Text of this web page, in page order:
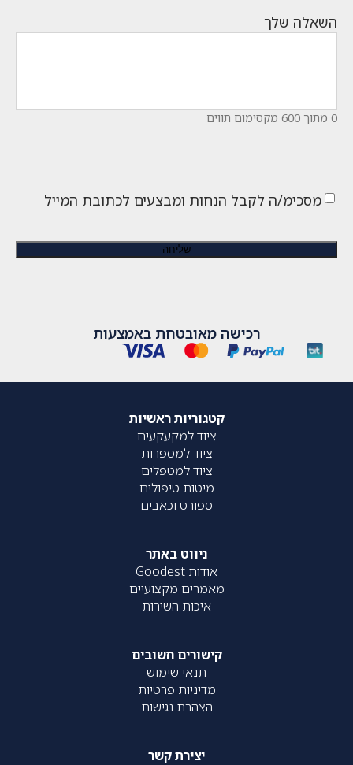
השאלה שלך
0 מתוך 600 מקסימום תווים
מסכימ/ה לקבל הנחות ומבצעים לכתובת המייל
רכישה מאובטחת באמצעות
קטגוריות ראשיות
ציוד למקעקעים
ציוד למספרות
ציוד למטפלים
מיטות טיפולים
ספורט וכאבים
ניווט באתר
אודות Goodest
מאמרים מקצועיים
איכות השירות
קישורים חשובים
תנאי שימוש
מדיניות פרטיות
הצהרת נגישות
יצירת קשר